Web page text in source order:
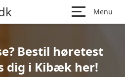
Menu
Bestil høretest
dig i Kibæk her!